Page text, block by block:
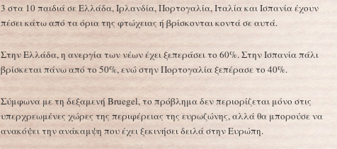
3 στα 10 παιδιά σε Ελλάδα, Ιρλανδία, Πορτογαλία, Ιταλία και Ισπανία έχουν
πέσει κάτω από τα όρια της φτώχειας ή βρίσκονται κοντά σε αυτά.
Στην Ελλάδα, η ανεργία των νέων έχει ξεπεράσει το 60%. Στην Ισπανία πάλι
βρίσκεται πάνω από το 50%, ενώ στην Πορτογαλία ξεπέρασε το 40%.
Σύμφωνα με τη δεξαμενή Bruegel, το πρόβλημα δεν περιορίζεται μόνο στις
υπερχρεωμένες χώρες της περιφέρειας της ευρωζώνης, αλλά θα μπορούσε να
ανακόψει την ανάκαμψη που έχει ξεκινήσει δειλά στην Ευρώπη.